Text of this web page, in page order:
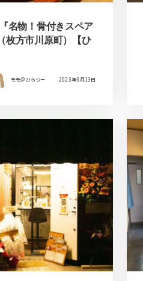
名物！骨付きスペア
枚方市川原町）【ひ
モモ＠ひらつー 2023年3月13日